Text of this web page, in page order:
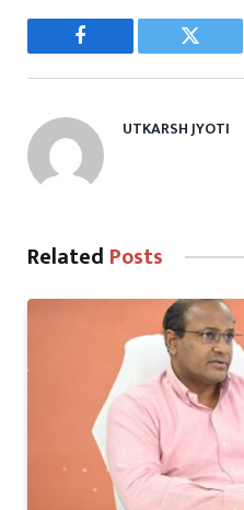
Facebook Twitter
UTKARSH JYOTI
Related Posts